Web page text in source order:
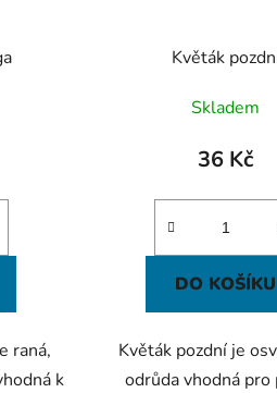
raná,
k
Květák
Skladem
36 Kč
DO KOŠÍKU
Květák pozdní je
odrůda vhodná pro